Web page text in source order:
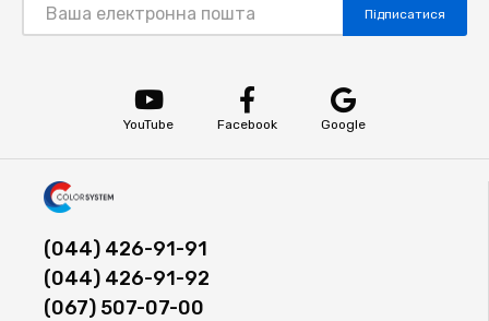
Підписатися
YouTube Facebook Google
(044) 426-91-91
(044) 426-91-92
(067) 507-07-00